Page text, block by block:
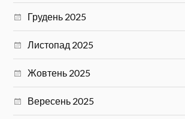
Грудень 2025
Листопад 2025
Жовтень 2025
Вересень 2025